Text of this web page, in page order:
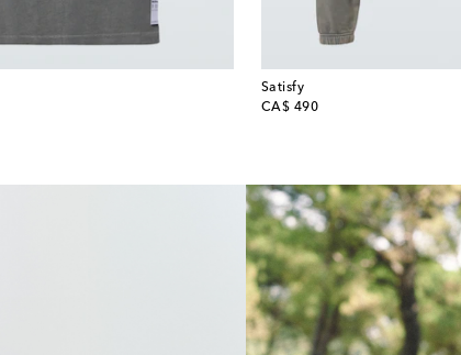
Satisfy
CA$ 490
original price